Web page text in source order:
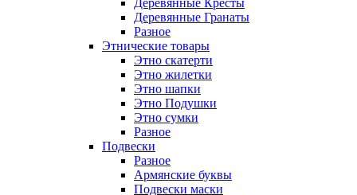
Деревянные Кресты
Деревянные Гранаты
Разное
Этнические товары
Этно скатерти
Этно жилетки
Этно шапки
Этно Подушки
Этно сумки
Разное
Подвески
Разное
Армянские буквы
Подвески маски